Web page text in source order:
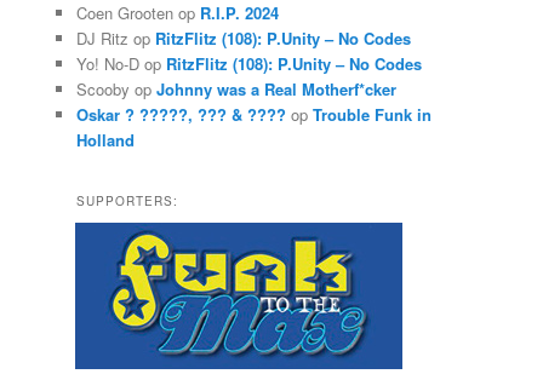
n
Coen Grootenop R.I.P. 2024
DJ Ritz op RitzFlitz (108): P.Unity – No Codes
Yo! No-Dop RitzFlitz (108): P.Unity – No Codes
Scooby op Johnny was a Real Motherf*cker
Oskar ? ?????, ??? & ???? op Trouble Funk in
Holland
SUPPORTERS: